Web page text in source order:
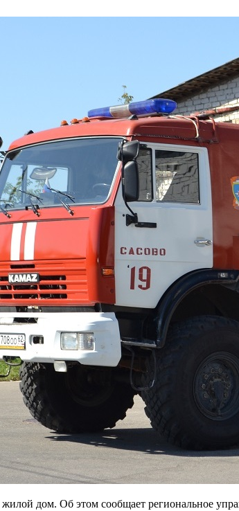
дом. Об этом сообщает региональное